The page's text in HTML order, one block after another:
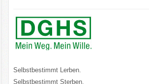
Selbstbestimmt Lerben.
Selbstbestimmt Sterben.